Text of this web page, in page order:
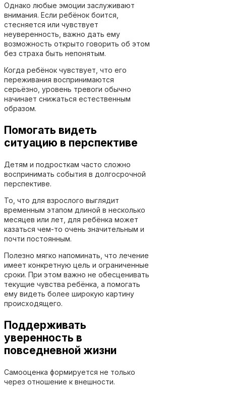
Однако любые эмоции заслуживают
внимания. Если ребёнок боится,
стесняется или чувствует
неуверенность, важно дать ему
возможность открыто говорить об этом
без страха быть непонятым.
Когда ребёнок чувствует, что его
переживания воспринимаются
серьёзно, уровень тревоги обычно
начинает снижаться естественным
образом.
Помогать видеть
ситуацию в перспективе
Детям и подросткам часто сложно
воспринимать события в долгосрочной
перспективе.
То, что для взрослого выглядит
временным этапом длиной в несколько
месяцев или лет, для ребёнка может
казаться чем-то очень значительным и
почти постоянным.
Полезно мягко напоминать, что лечение
имеет конкретную цель и ограниченные
сроки. При этом важно не обесценивать
текущие чувства ребёнка, а помогать
ему видеть более широкую картину
происходящего.
Поддерживать
уверенность в
повседневной жизни
Самооценка формируется не только
через отношение к внешности.